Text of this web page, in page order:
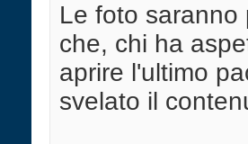
Le foto
che, chi ha
aprire l'ultimo
svelato il